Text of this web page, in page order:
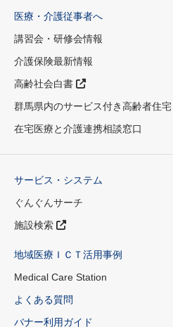
医療・介護従事者へ
講習会・研修会情報
介護保険最新情報
高齢社会白書
群馬県内のサービス付き高齢者住宅
在宅医療と介護連携相談窓口
サービス・システム
ぐんぐんサーチ
施設検索
地域医療ＩＣＴ活用事例
Medical Care Station
よくある質問
バナー利用ガイド